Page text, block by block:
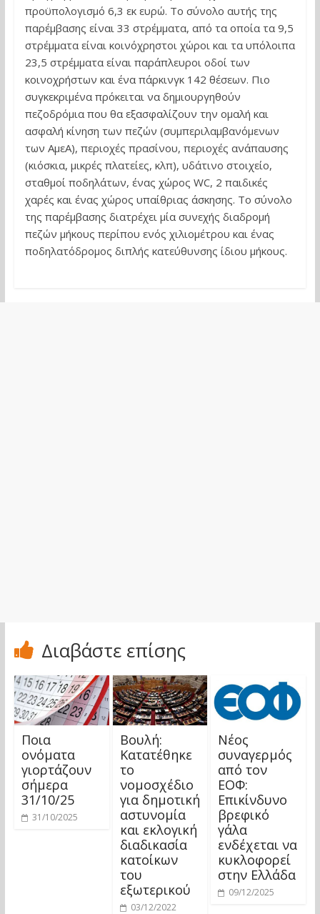
προϋπολογισμό 6,3 εκ ευρώ. Το σύνολο αυτής της
παρέμβασης είναι 33 στρέμματα, από τα οποία τα 9,5
στρέμματα είναι κοινόχρηστοι χώροι και τα υπόλοιπα
23,5 στρέμματα είναι παράπλευροι οδοί των
κοινοχρήστων και ένα πάρκινγκ 142 θέσεων. Πιο
συγκεκριμένα πρόκειται να δημιουργηθούν
πεζοδρόμια που θα εξασφαλίζουν την ομαλή και
ασφαλή κίνηση των πεζών (συμπεριλαμβανόμενων
των ΑμεΑ), περιοχές πρασίνου, περιοχές ανάπαυσης
(κιόσκια, μικρές πλατείες, κλπ), υδάτινο στοιχείο,
σταθμοί ποδηλάτων, ένας χώρος WC, 2 παιδικές
χαρές και ένας χώρος υπαίθριας άσκησης. Το σύνολο
της παρέμβασης διατρέχει μία συνεχής διαδρομή
πεζών μήκους περίπου ενός χιλιομέτρου και ένας
ποδηλατόδρομος διπλής κατεύθυνσης ίδιου μήκους.
Διαβάστε επίσης
Ποια
ονόματα
γιορτάζουν
σήμερα
31/10/25
31/10/2025
Βουλή:
Κατατέθηκε
το
νομοσχέδιο
για δημοτική
αστυνομία
και εκλογική
διαδικασία
κατοίκων
του
εξωτερικού
03/12/2022
Νέος
συναγερμός
από τον
ΕΟΦ:
Επικίνδυνο
βρεφικό
γάλα
ενδέχεται να
κυκλοφορεί
στην Ελλάδα
09/12/2025